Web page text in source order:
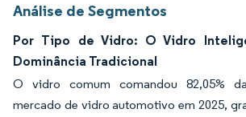
Análise de Segmentos
Por Tipo de Vidro: O Vidro
Dominância Tradicional
O vidro comum comandou 82,05%
mercado de vidro automotivo em 2025,